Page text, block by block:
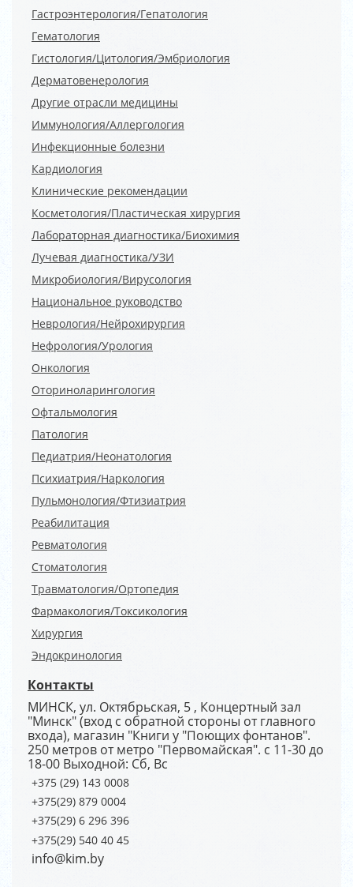
Гастроэнтерология/Гепатология
Гематология
Гистология/Цитология/Эмбриология
Дерматовенерология
Другие отрасли медицины
Иммунология/Аллергология
Инфекционные болезни
Кардиология
Клинические рекомендации
Косметология/Пластическая хирургия
Лабораторная диагностика/Биохимия
Лучевая диагностика/УЗИ
Микробиология/Вирусология
Национальное руководство
Неврология/Нейрохирургия
Нефрология/Урология
Онкология
Оториноларингология
Офтальмология
Патология
Педиатрия/Неонатология
Психиатрия/Наркология
Пульмонология/Фтизиатрия
Реабилитация
Ревматология
Стоматология
Травматология/Ортопедия
Фармакология/Токсикология
Хирургия
Эндокринология
Контакты
МИНСК, ул. Октябрьская, 5 , Концертный зал
"Минск" (вход с обратной стороны от главного
входа), магазин "Книги у "Поющих фонтанов".
250 метров от метро "Первомайская". с 11-30 до
18-00 Выходной: Сб, Вс
+375 (29) 143 0008
+375(29) 879 0004
+375(29) 6 296 396
+375(29) 540 40 45
info@kim.by